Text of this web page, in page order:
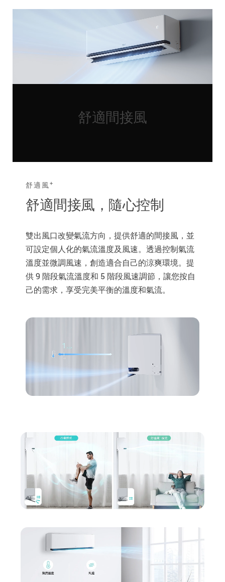
舒適間接風
舒適風+
舒適間接風，隨心控制
雙出風口改變氣流方向，提供舒適的間接風，並
可設定個人化的氣流溫度及風速。透過控制氣流
溫度並微調風速，創造適合自己的涼爽環境。提
供 9 階段氣流溫度和 5 階段風速調節，讓您按自
己的需求，享受完美平衡的溫度和氣流。